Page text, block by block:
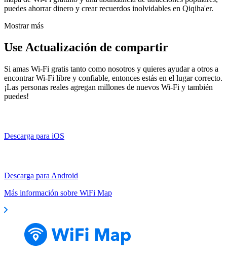
puedes ahorrar dinero y crear recuerdos inolvidables en Qiqiha'er.
Mostrar más
Use Actualización de compartir
Si amas Wi-Fi gratis tanto como nosotros y quieres ayudar a otros a
encontrar Wi-Fi libre y confiable, entonces estás en el lugar correcto.
¡Las personas reales agregan millones de nuevos Wi-Fi y también
puedes!
Descarga para iOS
Descarga para Android
Más información sobre WiFi Map